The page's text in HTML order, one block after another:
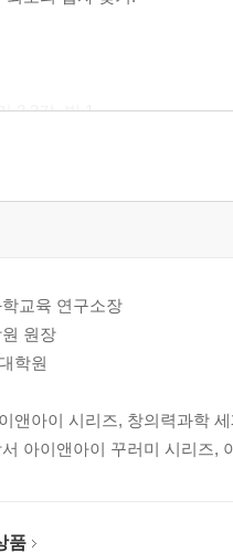
2 3강. 빛 1
강. 유체 1 8강. 유체 2
교육 연구소장
원장
학원
앤아이 시리즈, 창의력과학
아이앤아이 꾸러미 시리즈,
품